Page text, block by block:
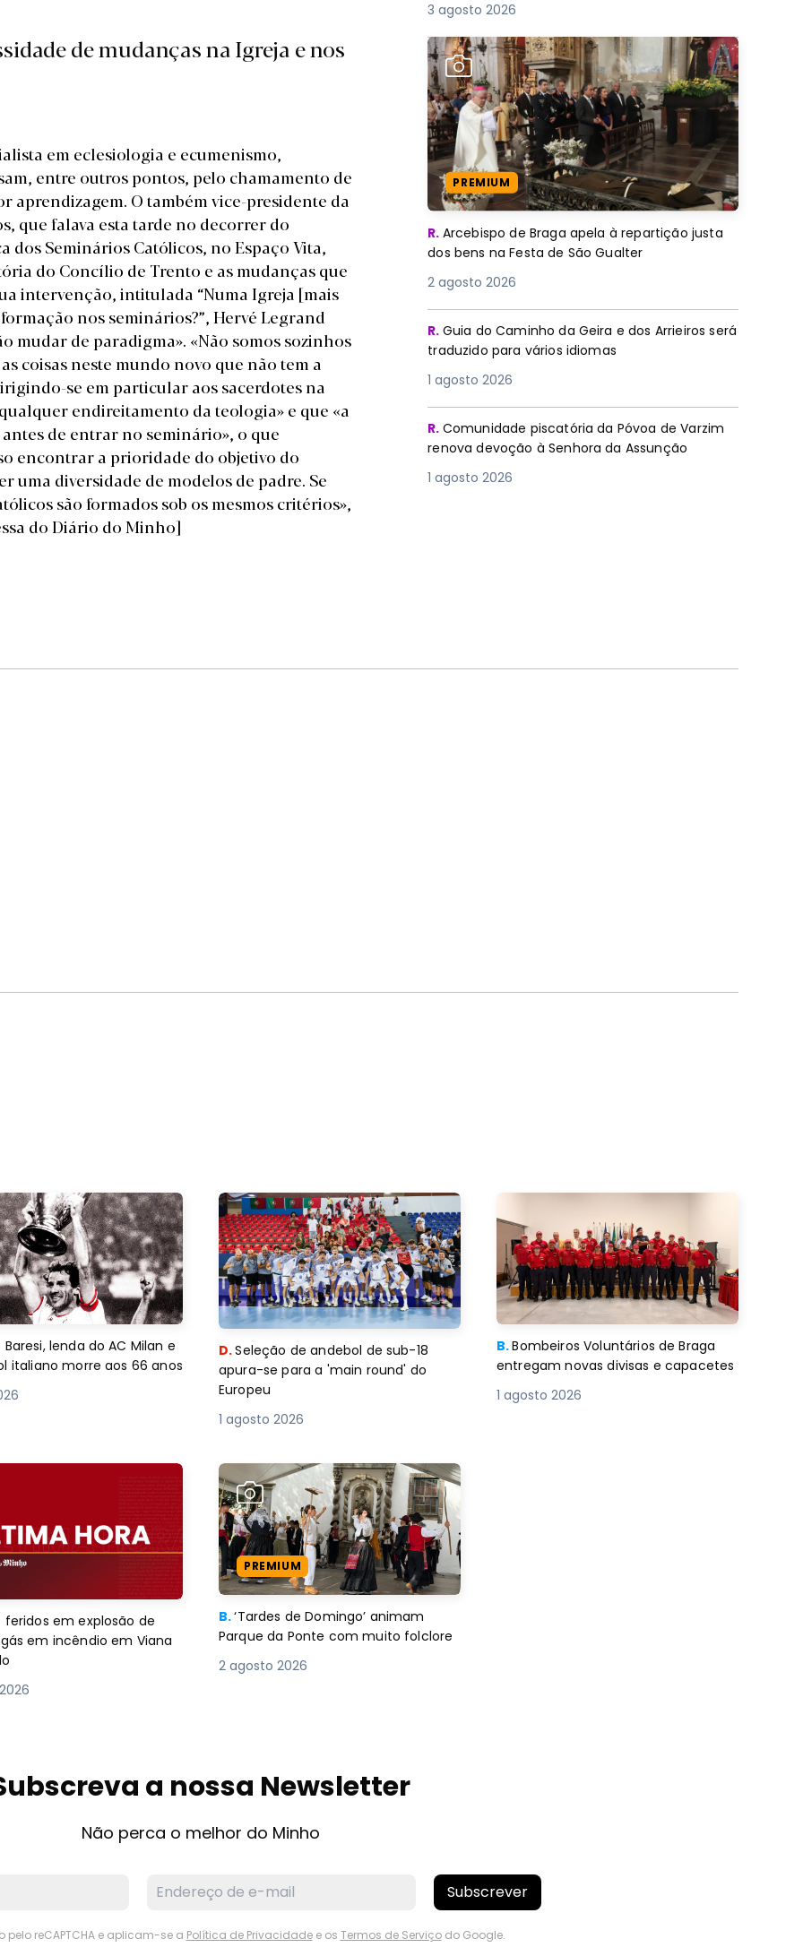
de mudanças na Igreja e nos
em eclesiologia e ecumenismo,
entre outros pontos, pelo chamamento de
aprendizagem. O também vice-presidente da
que falava esta tarde no decorrer do
Seminários Católicos, no Espaço Vita,
do Concílio de Trento e as mudanças que
intervenção, intitulada “Numa Igreja [mais
nos seminários?”, Hervé Legrand
mudar de paradigma». «Não somos sozinhos
coisas neste mundo novo que não tem a
se em particular aos sacerdotes na
endireitamento da teologia» e que «a
de entrar no seminário», o que
encontrar a prioridade do objetivo do
uma diversidade de modelos de padre. Se
são formados sob os mesmos critérios»,
do Diário do Minho]
3 agosto 2026
PREMIUM
R. Arcebispo de Braga apela à repartição justa
dos bens na Festa de São Gualter
2 agosto 2026
R. Guia do Caminho da Geira e dos Arrieiros será
traduzido para vários idiomas
1 agosto 2026
R. Comunidade piscatória da Póvoa de Varzim
renova devoção à Senhora da Assunção
1 agosto 2026
Baresi, lenda do AC Milan e
italiano morre aos 66 anos
D.Seleção de andebol de sub-18
apura-se para a 'main round' do
Europeu
1 agosto 2026
B.Bombeiros Voluntários de Braga
entregam novas divisas e capacetes
1 agosto 2026
feridos em explosão de
em incêndio em Viana
PREMIUM
B.‘Tardes de Domingo’ animam
Parque da Ponte com muito folclore
2 agosto 2026
a nossa Newsletter
Não perca o melhor do Minho
Subscrever
pelo reCAPTCHA e aplicam-se a Política de Privacidadee os Termos de Serviçodo Google.